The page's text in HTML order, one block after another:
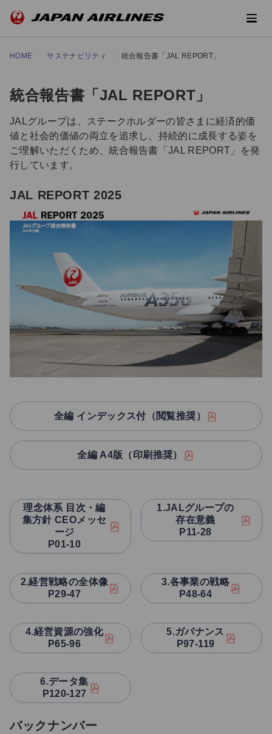
HOME サステナビリティ 統合報告書「JAL REPORT」
統合報告書「JAL REPORT」
JALグループは、ステークホルダーの皆さまに経済的価
値と社会的価値の両立を追求し、持続的に成長する姿を
ご理解いただくため、統合報告書「JAL REPORT」を発
行しています。
JAL REPORT 2025
全編 インデックス付（閲覧推奨）
全編 A4版（印刷推奨）
理念体系 目次・編
集方針 CEOメッセ
ージ
P01-10
1.JALグループの
存在意義
P11-28
2.経営戦略の全体像
P29-47
3.各事業の戦略
P48-64
4.経営資源の強化
P65-96
5.ガバナンス
P97-119
6.データ集
P120-127
バックナンバー